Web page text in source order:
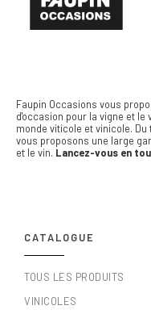
Faupin Occasions vous
d'occasion pour la vigne et le
monde viticole et vinicole.
vous proposons une large
et le vin. Lancez-vous en
CATALOGUE
TOUS LES PRODUITS
VINICOLES